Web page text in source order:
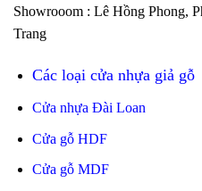
Showrooom : Lê Hồng Phong,
Trang
Các loại cửa nhựa giả gỗ
Cửa nhựa Đài Loan
Cửa gỗ HDF
Cửa gỗ MDF